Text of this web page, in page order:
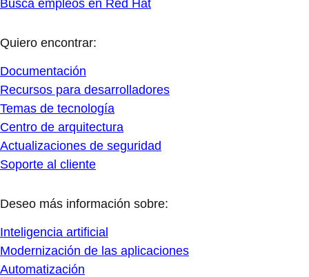
Busca empleos en Red Hat
Quiero encontrar:
Documentación
Recursos para desarrolladores
Temas de tecnología
Centro de arquitectura
Actualizaciones de seguridad
Soporte al cliente
Deseo más información sobre:
Inteligencia artificial
Modernización de las aplicaciones
Automatización